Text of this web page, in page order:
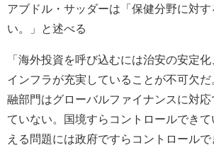
アブドル・サッダーは「保健分野に対
い。」と述べる
「海外投資を呼び込むには治安の安定
インフラが充実していることが不可欠
融部門はグローバルファイナンスに対応
ていない。国境すらコントロールでき
える問題には政府ですらコントロールで